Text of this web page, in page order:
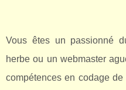
Vous êtes un passionné
herbe ou un webmaster
compétences en codage